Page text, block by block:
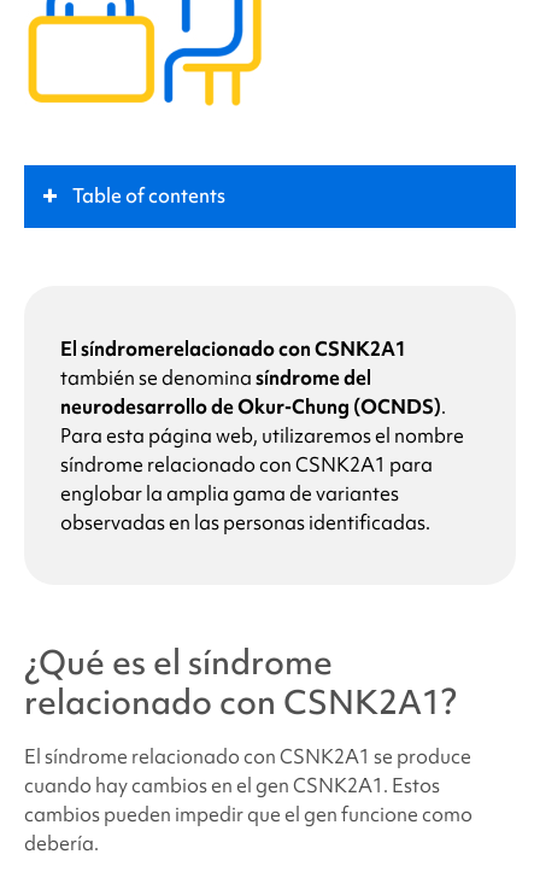
Table of contents
Papel clave
Síntomas
¿Qué causael síndrome relacionado con
CSNK2A1 ?
¿Qué probabilidades hay de que otros miembros
de la familia o futuros hijos tenganel síndrome
¿Cuántas personas tienenel síndrome relacionado
con CSNK2A1
El síndromerelacionado con CSNK2A1
también se denominasíndrome del
neurodesarrollo de Okur-Chung (OCNDS).
Para esta página web, utilizaremos el nombre
síndrome relacionado con CSNK2A1 para
englobar la amplia gama de variantes
observadas en las personas identificadas.
¿Qué es el síndrome
relacionado con CSNK2A1?
El síndrome relacionado conCSNK2A1 se produce
cuando hay cambios en el gen CSNK2A1. Estos
cambios pueden impedir que el gen funcione como
debería.